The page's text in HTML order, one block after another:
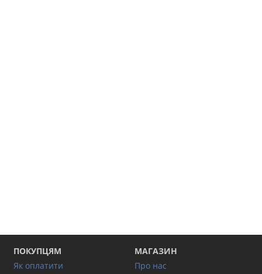
ПОКУПЦЯМ
Як оплатити
МАГАЗИН
Про нас